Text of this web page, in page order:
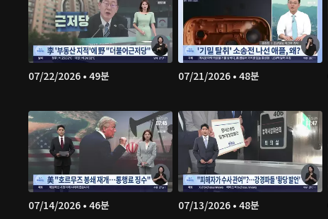
07/22/2026 • 49분 07/21/2026 • 48분
07/14/2026 • 46분 07/13/2026 • 48분